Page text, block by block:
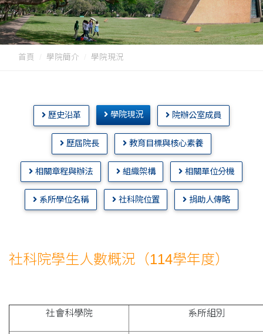
首頁 學院簡介 學院現況
歷史沿革 學院現況 院辦公室成員
歷屆院長 教育目標與核心素養
相關章程與辦法 組織架構 相關單位分機
系所學位名稱 社科院位置 捐助人傳略
社科院學生人數概況（114學年度）
社會科學院 系所組別